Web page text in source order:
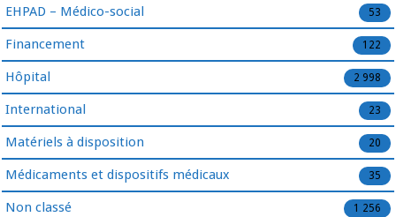
EHPAD – Médico-social 53
Financement 122
Hôpital 2 998
International 23
Matériels à disposition 20
Médicaments et dispositifs médicaux 35
Non classé 1 256